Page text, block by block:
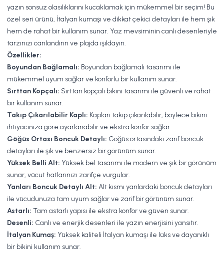
yazın sonsuz olasılıklarını kucaklamak için mükemmel bir seçim! Bu
özel seri ürünü, İtalyan kumaşı ve dikkat çekici detayları ile hem şık
hem de rahat bir kullanım sunar. Yaz mevsiminin canlı desenleriyle
tarzınızı canlandırın ve plajda ışıldayın.
Özellikler:
Boyundan Bağlamalı: Boyundan bağlamalı tasarımı ile
mükemmel uyum sağlar ve konforlu bir kullanım sunar.
Sırttan Kopçalı: Sırttan kopçalı bikini tasarımı ile güvenli ve rahat
bir kullanım sunar.
Takıp Çıkarılabilir Kaplı: Kapları takıp çıkarılabilir, böylece bikini
ihtiyacınıza göre ayarlanabilir ve ekstra konfor sağlar.
Göğüs Ortası Boncuk Detaylı: Göğüs ortasındaki zarif boncuk
detayları ile şık ve benzersiz bir görünüm sunar.
Yüksek Belli Alt: Yüksek bel tasarımı ile modern ve şık bir görünüm
sunar, vücut hatlarınızı zarifçe vurgular.
Yanları Boncuk Detaylı Alt: Alt kısmı yanlardaki boncuk detayları
ile vücudunuza tam uyum sağlar ve zarif bir görünüm sunar.
Astarlı: Tam astarlı yapısı ile ekstra konfor ve güven sunar.
Desenli: Canlı ve enerjik desenleri ile yazın enerjisini yansıtır.
İtalyan Kumaş: Yüksek kaliteli İtalyan kumaşı ile lüks ve dayanıklı
bir bikini kullanım sunar.